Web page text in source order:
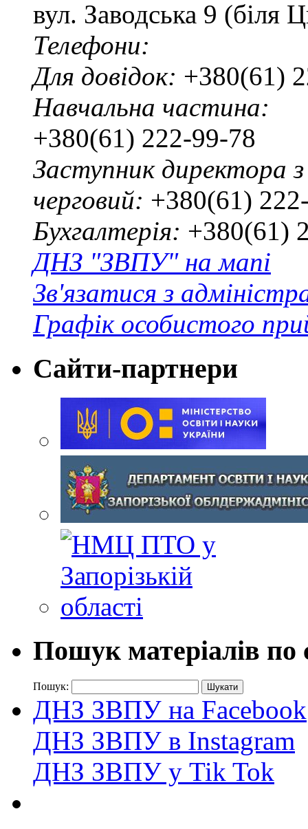
вул. Заводська 9 (біля
Телефони:
Для довідок: +380(61)
Навчальна частина:
+380(61) 222-99-78
Заступник директора
черговий: +380(61)
Бухгалтерія: +380(61)
ДНЗ "ЗВПУ" на мапі
Зв'язатися з
Графік особистого
Сайти-партнери
Пошук матеріалів по
Пошук:
ДНЗ ЗВПУ на Facebook
ДНЗ ЗВПУ в Instagram
ДНЗ ЗВПУ у Tik Tok